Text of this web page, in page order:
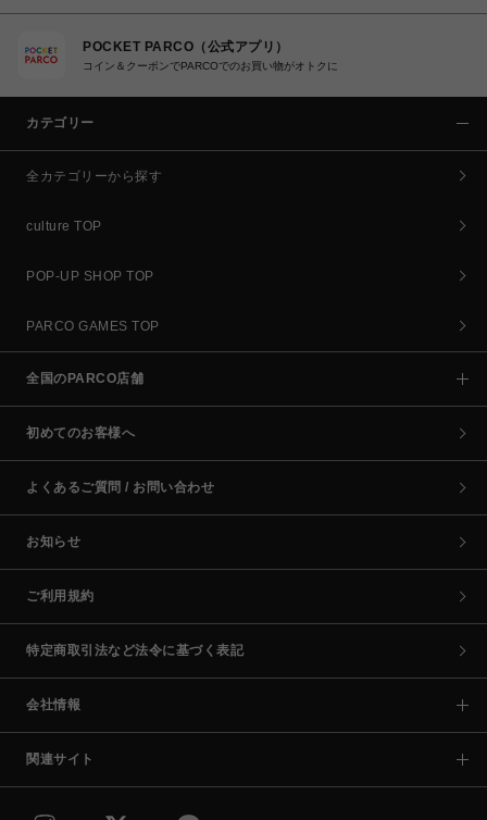
POCKET PARCO（公式アプリ）
コイン＆クーポンでPARCOでのお買い物がオトクに
カテゴリー
全カテゴリーから探す
culture TOP
POP-UP SHOP TOP
PARCO GAMES TOP
全国のPARCO店舗
初めてのお客様へ
よくあるご質問 / お問い合わせ
お知らせ
ご利用規約
特定商取引法など法令に基づく表記
会社情報
関連サイト